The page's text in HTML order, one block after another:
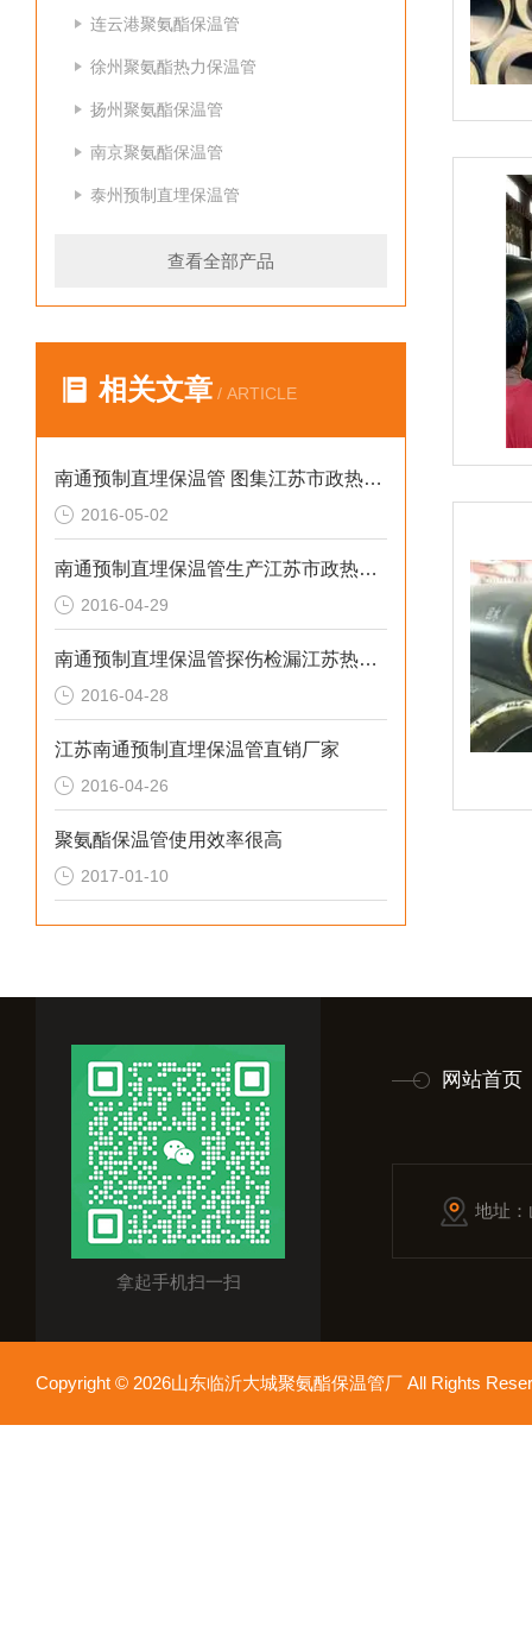
连云港聚氨酯保温管
徐州聚氨酯热力保温管
扬州聚氨酯保温管
南京聚氨酯保温管
泰州预制直埋保温管
查看全部产品
相关文章 / ARTICLE
南通预制直埋保温管 图集江苏市政热水管道
2016-05-02
南通预制直埋保温管生产江苏市政热水管道
2016-04-29
南通预制直埋保温管探伤检漏江苏热力高密度聚乙烯管
2016-04-28
江苏南通预制直埋保温管直销厂家
2016-04-26
聚氨酯保温管使用效率很高
2017-01-10
拿起手机扫一扫
网站首页
地址
Copyright © 2026山东临沂大城聚氨酯保温管厂 All Rights